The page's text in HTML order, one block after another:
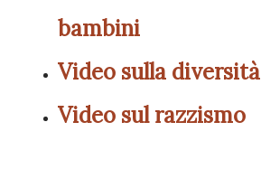
bambini
Video sulla diversità
Video sul razzismo